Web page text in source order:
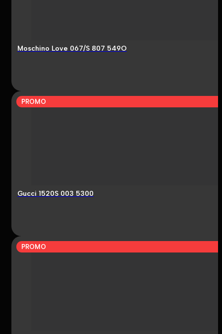
Moschino Love 067/S 807 549O
PROMO
Gucci 1520S 003 5300
PROMO